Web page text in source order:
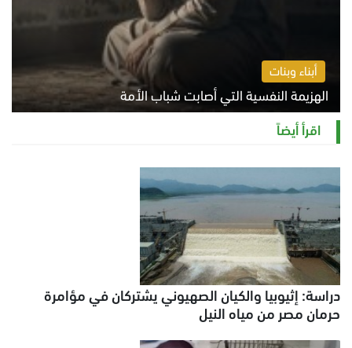
أبناء وبنات
الهزيمة النفسية التي أصابت شباب الأمة
الخميس 6 أغسطس 2026 11:12 ص
اقرأ أيضاً
دراسة: إثيوبيا والكيان الصهيوني يشتركان في مؤامرة
حرمان مصر من مياه النيل